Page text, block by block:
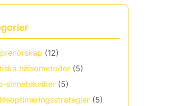
(12)
hälsometoder (5)
sinnetekniker (5)
(5)